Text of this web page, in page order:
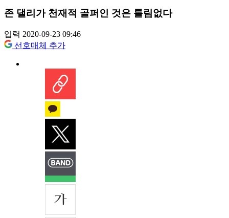
존 댈리가 천재적 골퍼인 것은 틀림없다
입력 2020-09-23 09:46
선호매체 추가